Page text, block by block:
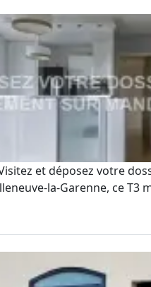
et déposez votre
la-Garenne, ce